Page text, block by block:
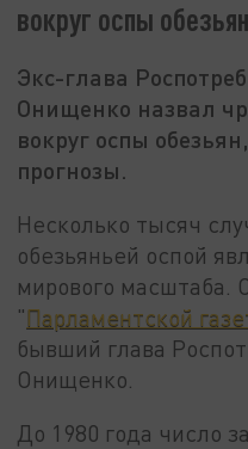
вокруг оспы обезьян
Экс-глава
Онищенко назвал
вокруг оспы
прогнозы.
Несколько тысяч
обезьяньей оспой
мирового масштаба.
"Парламентской
бывший глава
Онищенко.
До 1980 года число